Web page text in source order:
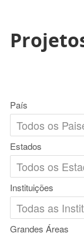
País
Estados
Instituições
Grandes Áreas